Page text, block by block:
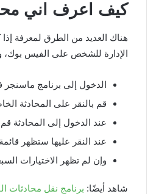
كيف اعرف اني
هناك العديد من الطرق لمعرفة
الإدارة للشخص على الفيس بوك،
الدخول إلى برنامج
قم بالنقر على المحادثة
عند الدخول إلى المحادثة
عند النقر عليها ستظهر قائمة بها حوالي 7 اختيارات وهذا يعني أنه لم يقم بحظرك
وإن لم تظهر الاختيارات السبعة وظهر 4 فقط فهذا يعني أن
شاهد أيضًا: برنامج نقل محادثات